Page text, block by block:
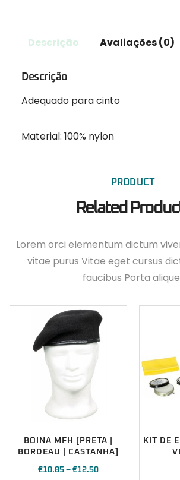
Descrição Avaliações (0)
Descrição
Adequado para cinto
Material: 100% nylon
PRODUCT
Related
Lorem orci elementum dictum
vitae purus Vitae eget cursus
faucibus Porta
BOINA MFH [PRETA |
BORDEAU | CASTANHA]
€10.85 – €12.50
KIT DE